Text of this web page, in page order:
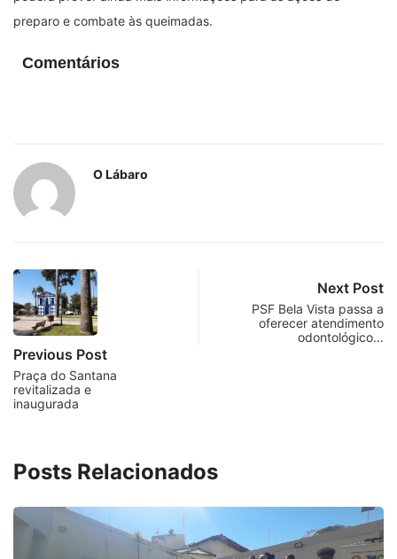
preparo e combate às queimadas.
Comentários
O Lábaro
Previous Post
Praça do Santana
revitalizada e
inaugurada
Next Post
PSF Bela Vista passa a
oferecer atendimento
odontológico…
Posts Relacionados